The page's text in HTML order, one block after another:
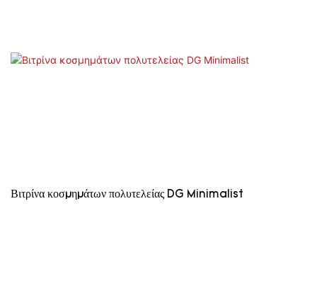
Βιτρίνα κοσμημάτων πολυτελείας DG Minimalist